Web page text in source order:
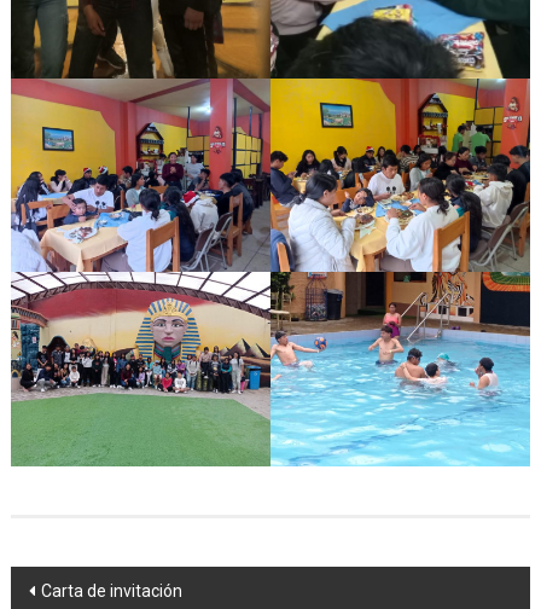
Navegación
Carta de invitación